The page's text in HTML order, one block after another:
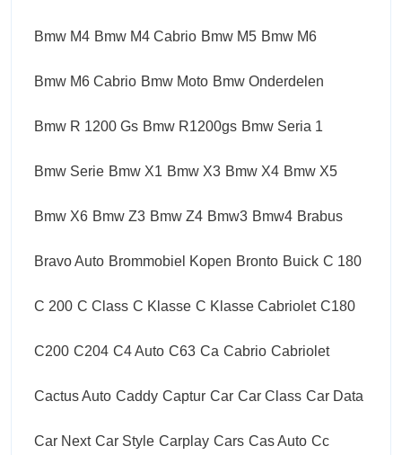
Bmw M4 Bmw M4 Cabrio Bmw M5 Bmw M6
Bmw M6 Cabrio Bmw Moto Bmw Onderdelen
Bmw R 1200 Gs Bmw R1200gs Bmw Seria 1
Bmw Serie Bmw X1 Bmw X3 Bmw X4 Bmw X5
Bmw X6 Bmw Z3 Bmw Z4 Bmw3 Bmw4 Brabus
Bravo Auto Brommobiel Kopen Bronto Buick C 180
C 200 C Class C Klasse C Klasse Cabriolet C180
C200 C204 C4 Auto C63 Ca Cabrio Cabriolet
Cactus Auto Caddy Captur Car Car Class Car Data
Car Next Car Style Carplay Cars Cas Auto Cc